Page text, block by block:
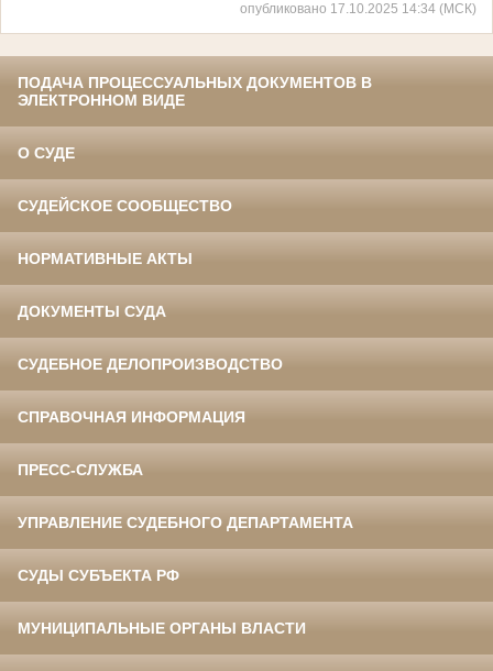
опубликовано 17.10.2025 14:34 (МСК)
ПОДАЧА ПРОЦЕССУАЛЬНЫХ ДОКУМЕНТОВ В
ЭЛЕКТРОННОМ ВИДЕ
О СУДЕ
СУДЕЙСКОЕ СООБЩЕСТВО
НОРМАТИВНЫЕ АКТЫ
ДОКУМЕНТЫ СУДА
СУДЕБНОЕ ДЕЛОПРОИЗВОДСТВО
СПРАВОЧНАЯ ИНФОРМАЦИЯ
ПРЕСС-СЛУЖБА
УПРАВЛЕНИЕ СУДЕБНОГО ДЕПАРТАМЕНТА
СУДЫ СУБЪЕКТА РФ
МУНИЦИПАЛЬНЫЕ ОРГАНЫ ВЛАСТИ